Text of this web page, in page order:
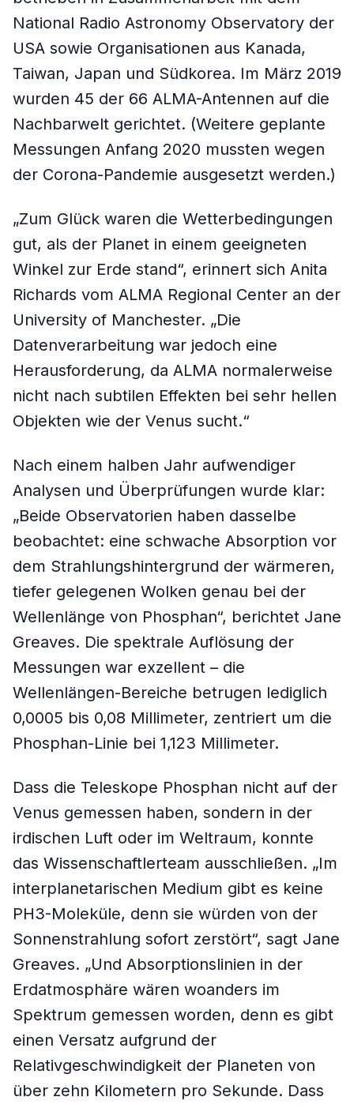
National Radio Astronomy Observatory der
USA sowie Organisationen aus Kanada,
Taiwan, Japan und Südkorea. Im März 2019
wurden 45 der 66 ALMA-Antennen auf die
Nachbarwelt gerichtet. (Weitere geplante
Messungen Anfang 2020 mussten wegen
der Corona-Pandemie ausgesetzt werden.)
„Zum Glück waren die Wetterbedingungen
gut, als der Planet in einem geeigneten
Winkel zur Erde stand“, erinnert sich Anita
Richards vom ALMA Regional Center an der
University of Manchester. „Die
Datenverarbeitung war jedoch eine
Herausforderung, da ALMA normalerweise
nicht nach subtilen Effekten bei sehr hellen
Objekten wie der Venus sucht.“
Nach einem halben Jahr aufwendiger
Analysen und Überprüfungen wurde klar:
„Beide Observatorien haben dasselbe
beobachtet: eine schwache Absorption vor
dem Strahlungshintergrund der wärmeren,
tiefer gelegenen Wolken genau bei der
Wellenlänge von Phosphan“, berichtet Jane
Greaves. Die spektrale Auflösung der
Messungen war exzellent – die
Wellenlängen-Bereiche betrugen lediglich
0,0005 bis 0,08 Millimeter, zentriert um die
Phosphan-Linie bei 1,123 Millimeter.
Dass die Teleskope Phosphan nicht auf der
Venus gemessen haben, sondern in der
irdischen Luft oder im Weltraum, konnte
das Wissenschaftlerteam ausschließen. „Im
interplanetarischen Medium gibt es keine
PH3-Moleküle, denn sie würden von der
Sonnenstrahlung sofort zerstört“, sagt Jane
Greaves. „Und Absorptionslinien in der
Erdatmosphäre wären woanders im
Spektrum gemessen worden, denn es gibt
einen Versatz aufgrund der
Relativgeschwindigkeit der Planeten von
über zehn Kilometern pro Sekunde. Dass